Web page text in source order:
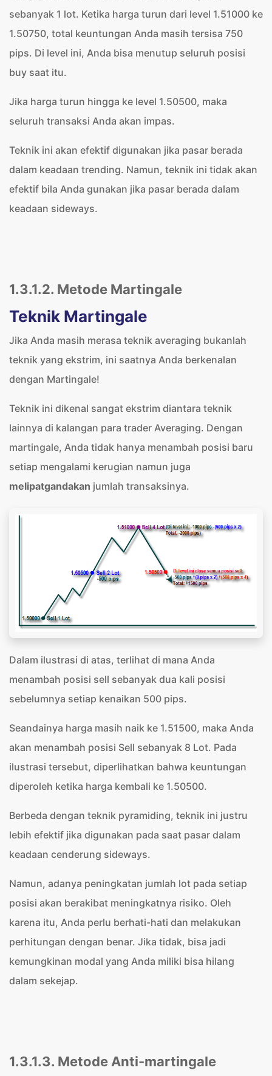
sebanyak 1 lot. Ketika harga turun dari level 1.51000 ke
1.50750, total keuntungan Anda masih tersisa 750
pips. Di level ini, Anda bisa menutup seluruh posisi
buy saat itu.
Jika harga turun hingga ke level 1.50500, maka
seluruh transaksi Anda akan impas.
Teknik ini akan efektif digunakan jika pasar berada
dalam keadaan trending. Namun, teknik ini tidak akan
efektif bila Anda gunakan jika pasar berada dalam
keadaan sideways.
1.3.1.2. Metode Martingale
Teknik Martingale
Jika Anda masih merasa teknik averaging bukanlah
teknik yang ekstrim, ini saatnya Anda berkenalan
dengan Martingale!
Teknik ini dikenal sangat ekstrim diantara teknik
lainnya di kalangan para trader Averaging. Dengan
martingale, Anda tidak hanya menambah posisi baru
setiap mengalami kerugian namun juga
melipatgandakan jumlah transaksinya.
Dalam ilustrasi di atas, terlihat di mana Anda
menambah posisi sell sebanyak dua kali posisi
sebelumnya setiap kenaikan 500 pips.
Seandainya harga masih naik ke 1.51500, maka Anda
akan menambah posisi Sell sebanyak 8 Lot. Pada
ilustrasi tersebut, diperlihatkan bahwa keuntungan
diperoleh ketika harga kembali ke 1.50500.
Berbeda dengan teknik pyramiding, teknik ini justru
lebih efektif jika digunakan pada saat pasar dalam
keadaan cenderung sideways.
Namun, adanya peningkatan jumlah lot pada setiap
posisi akan berakibat meningkatnya risiko. Oleh
karena itu, Anda perlu berhati-hati dan melakukan
perhitungan dengan benar. Jika tidak, bisa jadi
kemungkinan modal yang Anda miliki bisa hilang
dalam sekejap.
1.3.1.3. Metode Anti-martingale